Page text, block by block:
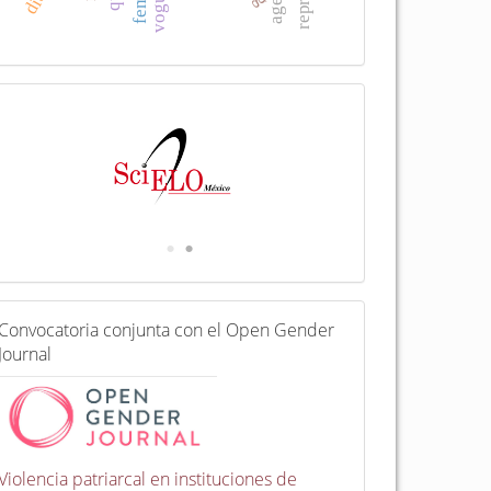
C
o
Convocatoria conjunta con el Open Gender
Journal
patriarcal en instituciones de